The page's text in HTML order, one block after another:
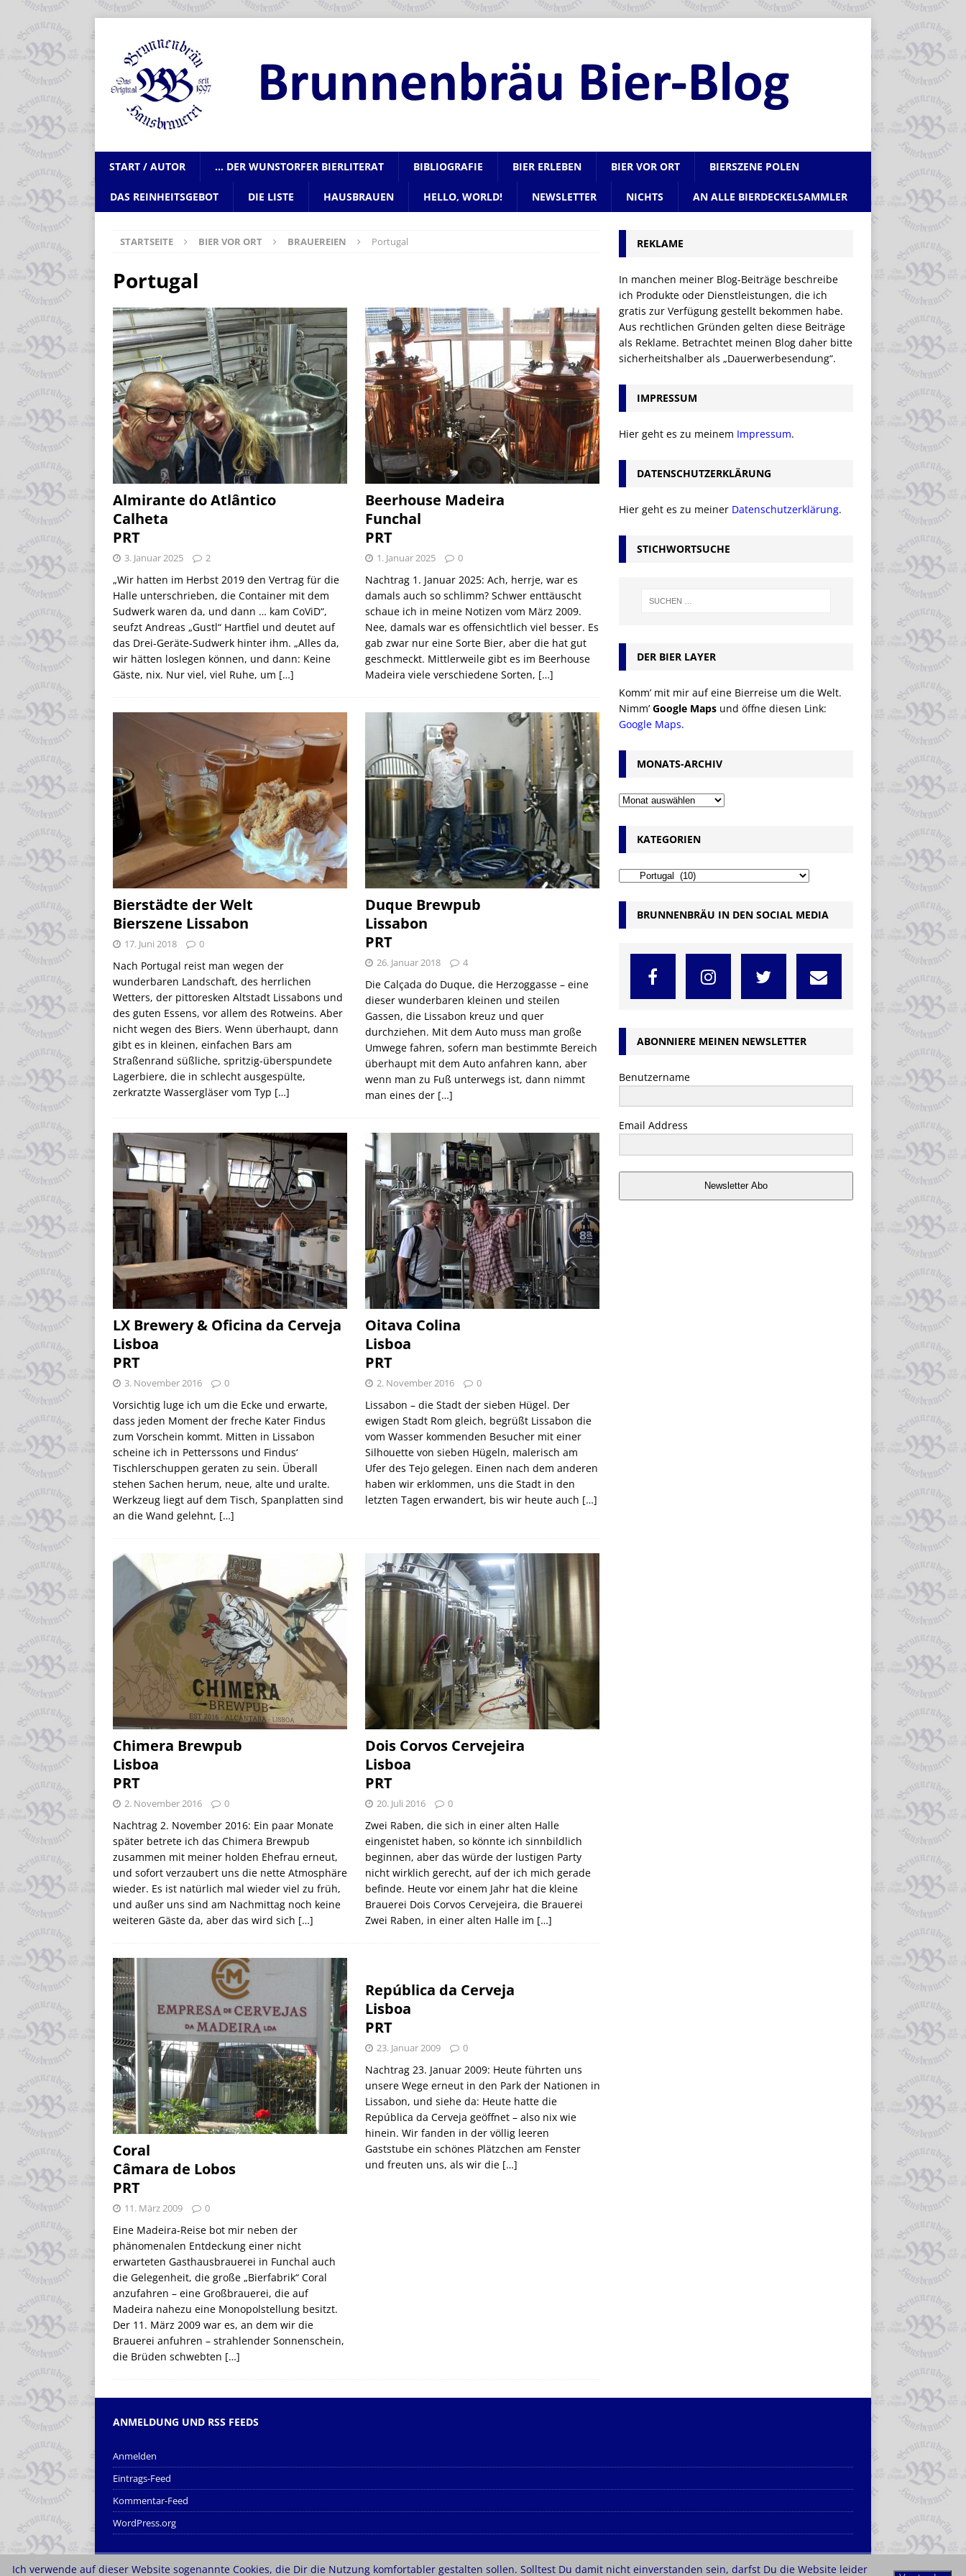
START / AUTOR … DER WUNSTORFER BIERLITERAT BIBLIOGRAFIE BIER ERLEBEN BIER VOR ORT BIERSZENE POLEN
DAS REINHEITSGEBOT DIE LISTE HAUSBRAUEN HELLO, WORLD! NEWSLETTER NICHTS AN ALLE BIERDECKELSAMMLER
STARTSEITE BIER VOR ORT BRAUEREIEN Portugal
Portugal
Almirante do Atlântico
Calheta
PRT
3. Januar 2025 2
„Wir hatten im Herbst 2019 den Vertrag für die
Halle unterschrieben, die Container mit dem
Sudwerk waren da, und dann … kam CoViD“,
seufzt Andreas „Gustl“ Hartfiel und deutet auf
das Drei-Geräte-Sudwerk hinter ihm. „Alles da,
wir hätten loslegen können, und dann: Keine
Gäste, nix. Nur viel, viel Ruhe, um […]
Beerhouse Madeira
Funchal
PRT
1. Januar 2025 0
Nachtrag 1. Januar 2025: Ach, herrje, war es
damals auch so schlimm? Schwer enttäuscht
schaue ich in meine Notizen vom März 2009.
Nee, damals war es offensichtlich viel besser. Es
gab zwar nur eine Sorte Bier, aber die hat gut
geschmeckt. Mittlerweile gibt es im Beerhouse
Madeira viele verschiedene Sorten, […]
Bierstädte der Welt
Bierszene Lissabon
17. Juni 2018 0
Nach Portugal reist man wegen der
wunderbaren Landschaft, des herrlichen
Wetters, der pittoresken Altstadt Lissabons und
des guten Essens, vor allem des Rotweins. Aber
nicht wegen des Biers. Wenn überhaupt, dann
gibt es in kleinen, einfachen Bars am
Straßenrand süßliche, spritzig-überspundete
Lagerbiere, die in schlecht ausgespülte,
zerkratzte Wassergläser vom Typ […]
Duque Brewpub
Lissabon
PRT
26. Januar 2018 4
Die Calçada do Duque, die Herzoggasse – eine
dieser wunderbaren kleinen und steilen
Gassen, die Lissabon kreuz und quer
durchziehen. Mit dem Auto muss man große
Umwege fahren, sofern man bestimmte Bereich
überhaupt mit dem Auto anfahren kann, aber
wenn man zu Fuß unterwegs ist, dann nimmt
man eines der […]
LX Brewery & Oficina da Cerveja
Lisboa
PRT
3. November 2016 0
Vorsichtig luge ich um die Ecke und erwarte,
dass jeden Moment der freche Kater Findus
zum Vorschein kommt. Mitten in Lissabon
scheine ich in Petterssons und Findus‘
Tischlerschuppen geraten zu sein. Überall
stehen Sachen herum, neue, alte und uralte.
Werkzeug liegt auf dem Tisch, Spanplatten sind
an die Wand gelehnt, […]
Oitava Colina
Lisboa
PRT
2. November 2016 0
Lissabon – die Stadt der sieben Hügel. Der
ewigen Stadt Rom gleich, begrüßt Lissabon die
vom Wasser kommenden Besucher mit einer
Silhouette von sieben Hügeln, malerisch am
Ufer des Tejo gelegen. Einen nach dem anderen
haben wir erklommen, uns die Stadt in den
letzten Tagen erwandert, bis wir heute auch […]
Chimera Brewpub
Lisboa
PRT
2. November 2016 0
Nachtrag 2. November 2016: Ein paar Monate
später betrete ich das Chimera Brewpub
zusammen mit meiner holden Ehefrau erneut,
und sofort verzaubert uns die nette Atmosphäre
wieder. Es ist natürlich mal wieder viel zu früh,
und außer uns sind am Nachmittag noch keine
weiteren Gäste da, aber das wird sich […]
Dois Corvos Cervejeira
Lisboa
PRT
20. Juli 2016 0
Zwei Raben, die sich in einer alten Halle
eingenistet haben, so könnte ich sinnbildlich
beginnen, aber das würde der lustigen Party
nicht wirklich gerecht, auf der ich mich gerade
befinde. Heute vor einem Jahr hat die kleine
Brauerei Dois Corvos Cervejeira, die Brauerei
Zwei Raben, in einer alten Halle im […]
Coral
Câmara de Lobos
PRT
11. März 2009 0
Eine Madeira-Reise bot mir neben der
phänomenalen Entdeckung einer nicht
erwarteten Gasthausbrauerei in Funchal auch
die Gelegenheit, die große „Bierfabrik“ Coral
anzufahren – eine Großbrauerei, die auf
Madeira nahezu eine Monopolstellung besitzt.
Der 11. März 2009 war es, an dem wir die
Brauerei anfuhren – strahlender Sonnenschein,
die Brüden schwebten […]
República da Cerveja
Lisboa
PRT
23. Januar 2009 0
Nachtrag 23. Januar 2009: Heute führten uns
unsere Wege erneut in den Park der Nationen in
Lissabon, und siehe da: Heute hatte die
República da Cerveja geöffnet – also nix wie
hinein. Wir fanden in der völlig leeren
Gaststube ein schönes Plätzchen am Fenster
und freuten uns, als wir die […]
REKLAME
In manchen meiner Blog-Beiträge beschreibe
ich Produkte oder Dienstleistungen, die ich
gratis zur Verfügung gestellt bekommen habe.
Aus rechtlichen Gründen gelten diese Beiträge
als Reklame. Betrachtet meinen Blog daher bitte
sicherheitshalber als „Dauerwerbesendung“.
IMPRESSUM
Hier geht es zu meinem Impressum.
DATENSCHUTZERKLÄRUNG
Hier geht es zu meiner Datenschutzerklärung.
STICHWORTSUCHE
DER BIER LAYER
Komm’ mit mir auf eine Bierreise um die Welt.
Nimm’ Google Maps und öffne diesen Link:
Google Maps.
MONATS-ARCHIV
KATEGORIEN
BRUNNENBRÄU IN DEN SOCIAL MEDIA
ABONNIERE MEINEN NEWSLETTER
Benutzername
Email Address
Newsletter Abo
ANMELDUNG UND RSS FEEDS
Anmelden
Eintrags-Feed
Kommentar-Feed
WordPress.org
Copyright © 2026 | MH Magazine WordPress Theme vonMH Themes
Ich verwende auf dieser Website sogenannte Cookies, die Dir die Nutzung komfortabler gestalten sollen. Solltest Du damit nicht einverstanden sein, darfst Du die Website leider